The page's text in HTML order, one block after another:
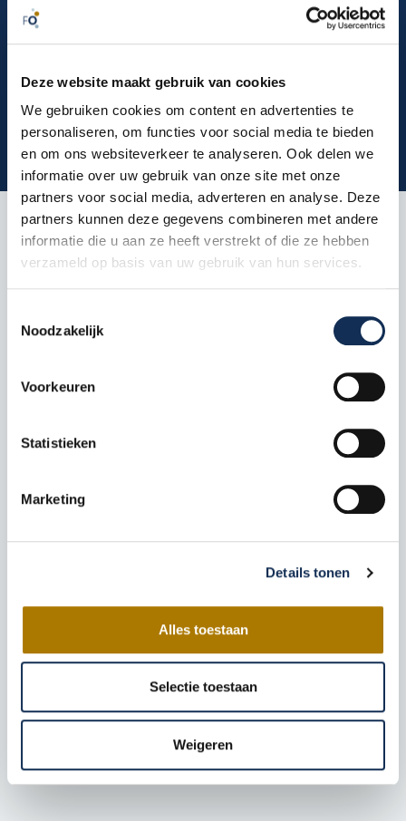
Deze website maakt gebruik van cookies
We gebruiken cookies om content en advertenties te
personaliseren, om functies voor social media te bieden
en om ons websiteverkeer te analyseren. Ook delen we
informatie over uw gebruik van onze site met onze
partners voor social media, adverteren en analyse. Deze
partners kunnen deze gegevens combineren met andere
informatie die u aan ze heeft verstrekt of die ze hebben
verzameld op basis van uw gebruik van hun services.
Noodzakelijk
Voorkeuren
Statistieken
Marketing
Details tonen
Alles toestaan
Selectie toestaan
Weigeren
creëer je een uitnodigende uitstraling die
Meer informatie
fysiotherapiepraktijken op je website, social media
en brochures versterkt de herkenbaarheid van
bent en waar je voor staat. Daarnaast helpt het om
fysiopraktijken in de regio. Een sterke visuele
identiteit zorgt ervoor dat jouw praktijk meer opvalt,
Waarom ZorgPromotor fotografie?
Flexibele aanpak, afgestemd op jouw
Meteen inschrijven